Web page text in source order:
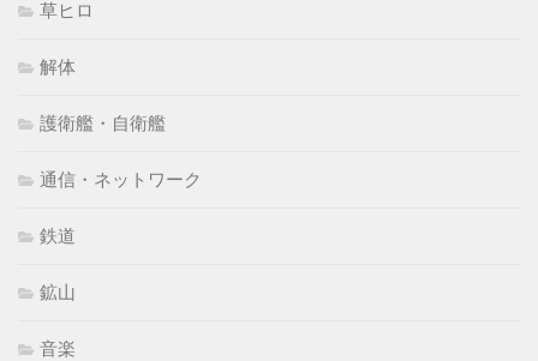
草ヒロ
解体
護衛艦・自衛艦
通信・ネットワーク
鉄道
鉱山
音楽